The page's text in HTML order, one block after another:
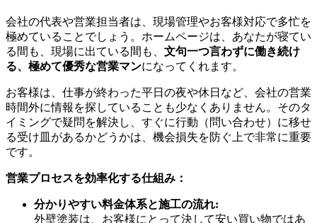
会社の代表や営業担当者は、現場管理やお客様対応で多忙を
極めていることでしょう。ホームページは、あなたが寝てい
る間も、現場に出ている間も、 文句一つ言わずに働き続け
る、極めて優秀な営業マンになってくれます。
お客様は、仕事が終わった平日の夜や休日など、会社の営業
時間外に情報を探していることも少なくありません。そのタ
イミングで疑問を解決し、すぐに行動（問い合わせ）に移せ
る受け皿があるかどうかは、機会損失を防ぐ上で非常に重要
です。
営業プロセスを効率化する仕組み：
分かりやすい料金体系と施工の流れ:
外壁塗装は、お客様にとって決して安い買い物ではあ